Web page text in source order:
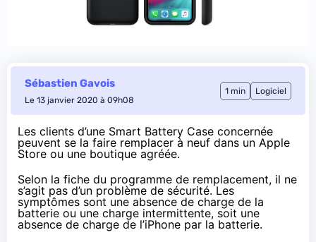
Sébastien Gavois
Le 13 janvier 2020 à 09h08
1 min Logiciel
Les clients d’une Smart Battery Case concernée
peuvent se la faire remplacer à neuf dans un Apple
Store ou une boutique agréée.
Selon la fiche du programme de remplacement, il ne
s’agit pas d’un problème de sécurité. Les
symptômes sont une absence de charge de la
batterie ou une charge intermittente, soit une
absence de charge de l’iPhone par la batterie.